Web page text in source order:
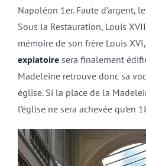
Napoléon 1er. Faute d’argent,
Sous la Restauration, Louis
mémoire de son frère Louis
expiatoiresera finalement
Madeleine retrouve donc sa
église. Si la place de la
l’église ne sera achevée qu’en